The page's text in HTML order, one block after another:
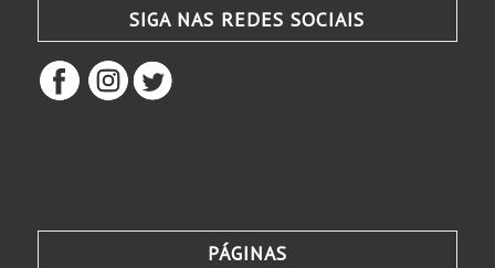
SIGA NAS REDES SOCIAIS
PÁGINAS